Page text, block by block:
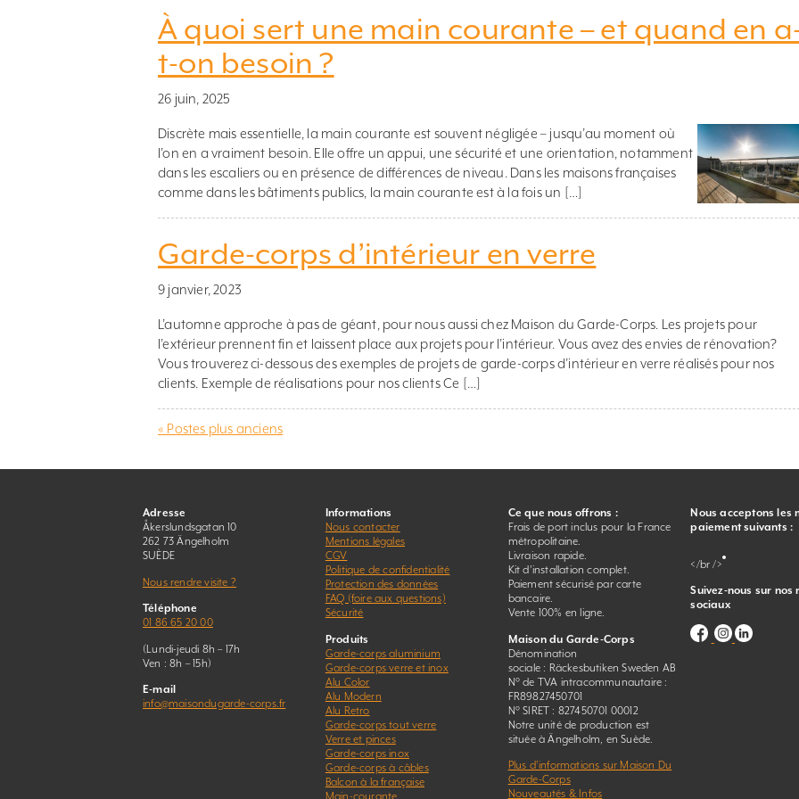
À quoi sert une main courante – et quand en
t-on besoin ?
26 juin, 2025
Discrète mais essentielle, la main courante est souvent négligée – jusqu’au moment où
l’on en a vraiment besoin. Elle offre un appui, une sécurité et une orientation, notamment
dans les escaliers ou en présence de différences de niveau. Dans les maisons françaises
comme dans les bâtiments publics, la main courante est à la fois un […]
Garde-corps d’intérieur en verre
9 janvier, 2023
L’automne approche à pas de géant, pour nous aussi chez Maison du Garde-Corps. Les projets pour
l’extérieur prennent fin et laissent place aux projets pour l’intérieur. Vous avez des envies de rénovation?
Vous trouverez ci-dessous des exemples de projets de garde-corps d’intérieur en verre réalisés pour nos
clients. Exemple de réalisations pour nos clients Ce […]
« Postes plus anciens
Adresse
Åkerslundsgatan 10
262 73 Ängelholm
SUÈDE
Nous rendre visite ?
Téléphone
01 86 65 20 00
(Lundi-jeudi 8h – 17h
Ven : 8h – 15h)
E-mail
info@maisondugarde-corps.fr
Informations
Nous contacter
Mentions légales
CGV
Politique de confidentialité
Protection des données
FAQ (foire aux questions)
Sécurité
Produits
Garde-corps aluminium
Garde-corps verre et inox
Alu Color
Alu Modern
Alu Retro
Garde-corps tout verre
Verre et pinces
Garde-corps inox
Garde-corps à câbles
Balcon à la française
Main-courante
Ce que nous offrons :
Frais de port inclus pour la France
métropolitaine.
Livraison rapide.
Kit d’installation complet.
Paiement sécurisé par carte
bancaire.
Vente 100% en ligne.
Maison du Garde-Corps
Dénomination
sociale : Räckesbutiken Sweden AB
N° de TVA intracommunautaire :
FR89827450701
N° SIRET : 827450701 00012
Notre unité de production est
située à Ängelholm, en Suède.
Plus d’informations sur Maison Du
Garde-Corps
Nouveautés & Infos
Nous acceptons les
paiement suivants :
</br />
Suivez-nous sur nos
sociaux